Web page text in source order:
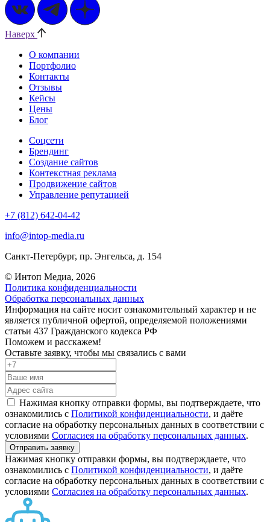
Наверх
О компании
Портфолио
Контакты
Отзывы
Кейсы
Цены
Блог
Соцсети
Брендинг
Создание сайтов
Контекстная реклама
Продвижение сайтов
Управление репутацией
+7 (812) 642-04-42
info@intop-media.ru
Санкт-Петербург, пр. Энгельса, д. 154
© Интоп Медиа, 2026
Политика конфиденциальности
Обработка персональных данных
Информация на сайте носит ознакомительный характер и не
является публичной офертой, определяемой положениями
статьи 437 Гражданского кодекса РФ
Поможем и расскажем!
Оставьте заявку, чтобы мы связались с вами
Нажимая кнопку отправки формы, вы подтверждаете, что
ознакомились с Политикой конфиденциальности, и даёте
согласие на обработку персональных данных в соответствии с
условиями Согласиея на обработку персональных данных.
Отправить заявку
Нажимая кнопку отправки формы, вы подтверждаете, что
ознакомились с Политикой конфиденциальности, и даёте
согласие на обработку персональных данных в соответствии с
условиями Согласиея на обработку персональных данных.